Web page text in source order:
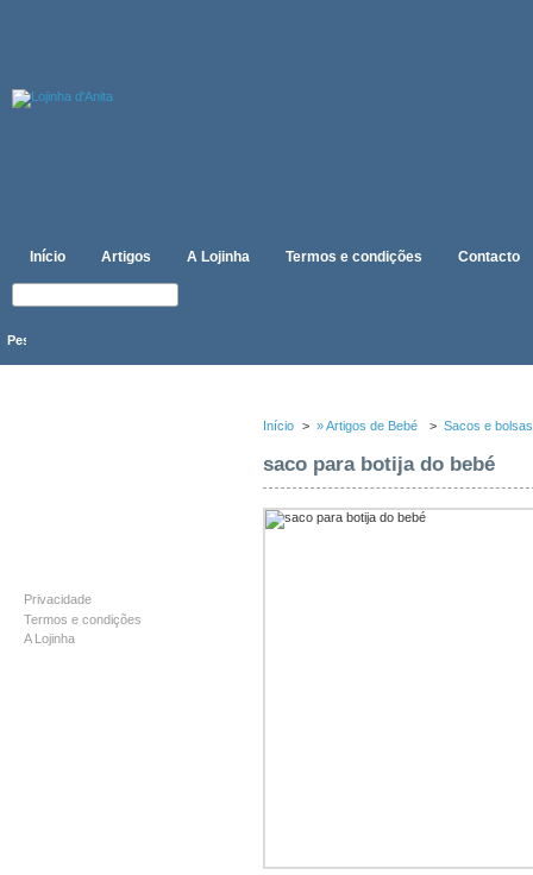
Início Artigos A Lojinha Termos e condições Contacto
Privacidade
Termos e condições
A Lojinha
Início > » Artigos de Bebé > Sacos e bolsas
saco para botija do bebé